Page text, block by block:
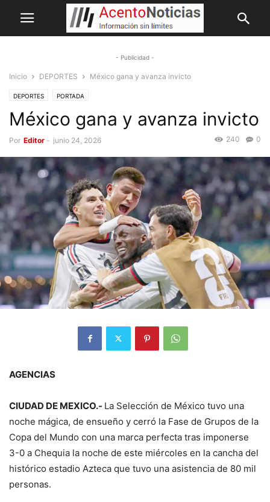
- Publicidad -
Inicio DEPORTES México gana y avanza invicto
DEPORTES PORTADA
México gana y avanza invicto
Por Editor - junio 24, 2026 0
240
AGENCIAS
CIUDAD DE MEXICO.- La Selección de México tuvo una
noche mágica, de ensueño y cerró la Fase de Grupos de la
Copa del Mundo con una marca perfecta tras imponerse
3-0 a Chequia la noche de este miércoles en la cancha del
histórico estadio Azteca que tuvo una asistencia de 80 mil
personas.